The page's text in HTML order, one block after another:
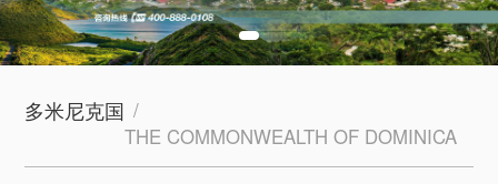
多米尼克国 /
THE COMMONWEALTH OF DOMINICA